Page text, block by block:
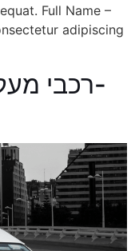
Full Name –
adipiscing
רכבי